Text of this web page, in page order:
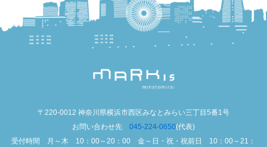
〒220-0012 神奈川県横浜市西区みなとみらい三丁目5番1号
お問い合わせ先 045-224-0650(代表)
受付時間 月～木 10：00～20：00 金～日・祝・祝前日 10：00～21：